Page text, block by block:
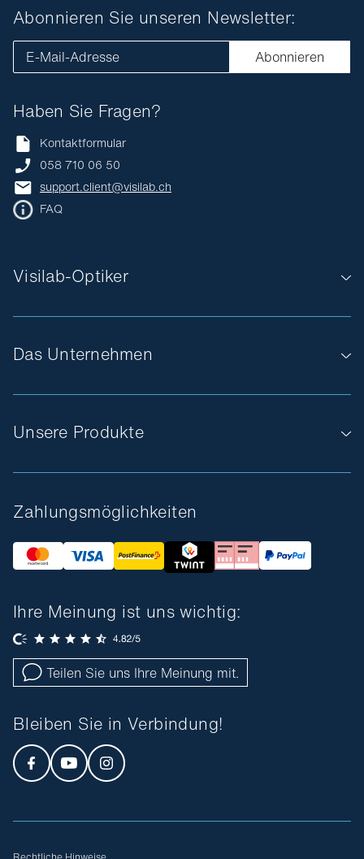
Das Unternehmen
Unsere Produkte
Visilab-Optiker
Haben Sie Fragen?
Kontaktformular
058 710 06 50
support.client@visilab.ch
FAQ
Abonnieren Sie unseren Newsletter:
E-Mail-Adresse Abonnieren
Zahlungsmöglichkeiten
Ihre Meinung ist uns wichtig:
Teilen Sie uns Ihre Meinung mit.
Bleiben Sie in Verbindung!